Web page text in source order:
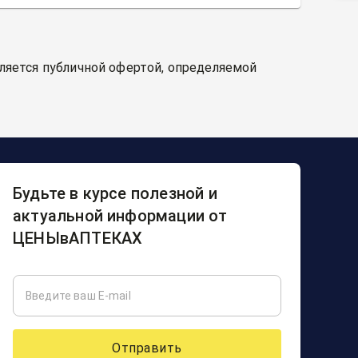
публичной офертой, определяемой
Будьте в курсе полезной и
актуальной информации от
ЦЕНЫвАПТЕКАХ
Отправить